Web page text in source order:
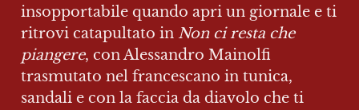
insopportabile quando apri un giornale e ti
ritrovi catapultato in Non ci resta che
piangere, con Alessandro Mainolfi
trasmutato nel francescano in tunica,
sandali e con la faccia da diavolo che ti